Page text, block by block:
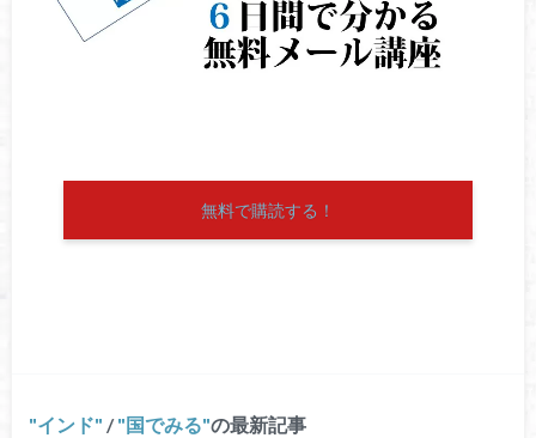
無料で購読する！
インド / 国でみる の最新記事